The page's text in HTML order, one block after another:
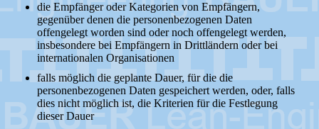
die Empfänger oder Kategorien von Empfängern,
gegenüber denen die personenbezogenen Daten
offengelegt worden sind oder noch offengelegt werden,
insbesondere bei Empfängern in Drittländern oder bei
internationalen Organisationen
falls möglich die geplante Dauer, für die die
personenbezogenen Daten gespeichert werden, oder, falls
dies nicht möglich ist, die Kriterien für die Festlegung
dieser Dauer